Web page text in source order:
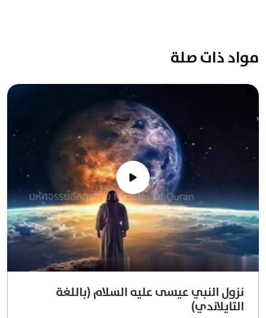
مواد ذات صلة
نزول النبي عيسى عليه السلام (باللغة
التايلاندي)